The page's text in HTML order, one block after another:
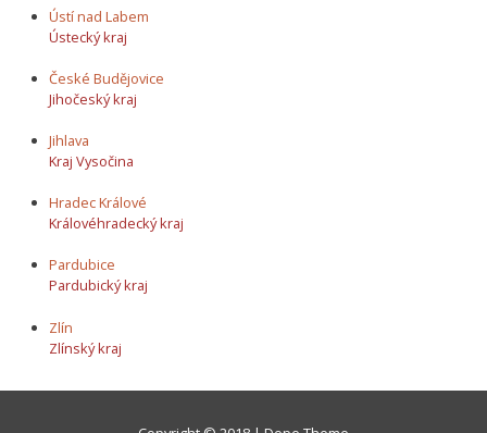
Ústí nad Labem
Ústecký kraj
České Budějovice
Jihočeský kraj
Jihlava
Kraj Vysočina
Hradec Králové
Královéhradecký kraj
Pardubice
Pardubický kraj
Zlín
Zlínský kraj